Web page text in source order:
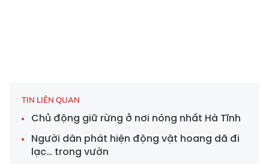
TIN LIÊN QUAN
Chủ động giữ rừng ở nơi nóng nhất Hà Tĩnh
Người dân phát hiện động vật hoang dã đi
lạc… trong vườn